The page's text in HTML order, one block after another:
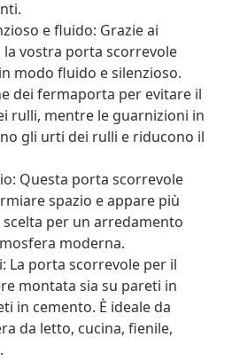
e fluido: Grazie ai
vostra porta scorrevole
modo fluido e silenzioso.
dei fermaporta per evitare il
rulli, mentre le guarnizioni in
gli urti dei rulli e riducono il
Questa porta scorrevole
spazio e appare più
scelta per un arredamento
moderna.
La porta scorrevole per il
montata sia su pareti in
in cemento. È ideale da
da letto, cucina, fienile,